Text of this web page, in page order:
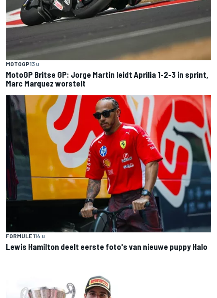
MOTOGP13 u
MotoGP Britse GP: Jorge Martin leidt Aprilia 1-2-3 in sprint,
Marc Marquez worstelt
FORMULE 114 u
Lewis Hamilton deelt eerste foto's van nieuwe puppy Halo